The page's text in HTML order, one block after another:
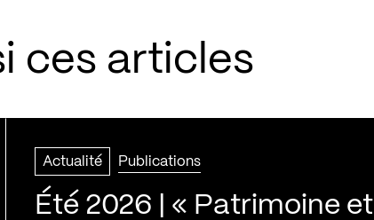
ces articles
Actualité Publications
Été 2026 | « Patrimoine et